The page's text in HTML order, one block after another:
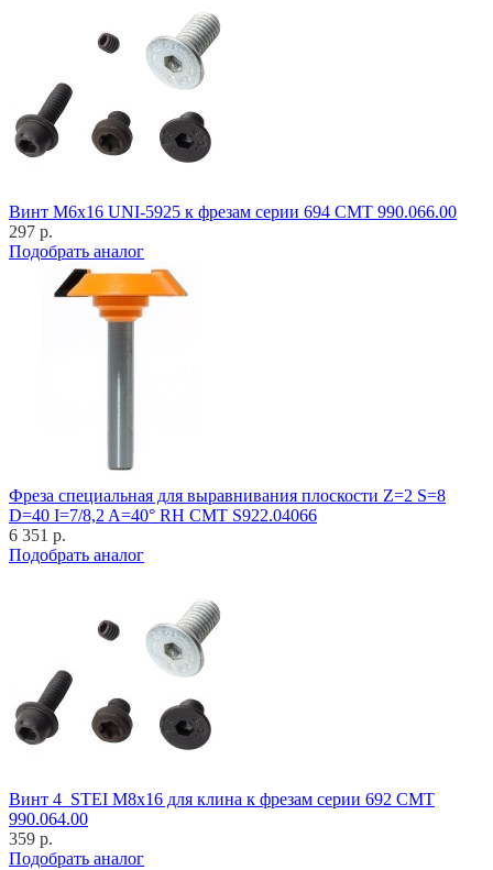
Винт M6x16 UNI-5925 к фрезам серии 694 CMT 990.066.00
297 р.
Подобрать аналог
Фреза специальная для выравнивания плоскости Z=2 S=8
D=40 I=7/8,2 A=40° RH CMT S922.04066
6 351 р.
Подобрать аналог
Винт 4_STEI M8x16 для клина к фрезам серии 692 CMT
990.064.00
359 р.
Подобрать аналог